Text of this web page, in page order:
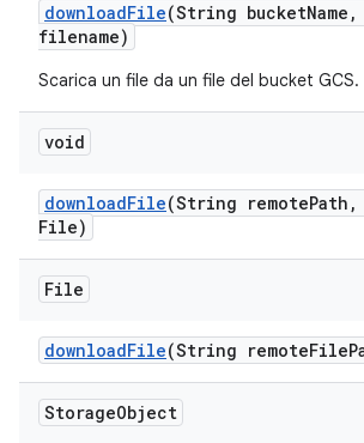
downloadFile(String bucketName ,
filename)
Scarica un file da un file del bucket GCS.
void
downloadFile(String remotePath ,
File)
File
downloadFile(String remoteFile
StorageObject